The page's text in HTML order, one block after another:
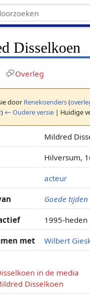
Disselkoen
Overleg
door Renekoenders(
) ← Oudere versie | Huidige
Mildred
Hilversum,
acteur
Goede
1995-heden
met Wilbert
in de media
Disselkoen